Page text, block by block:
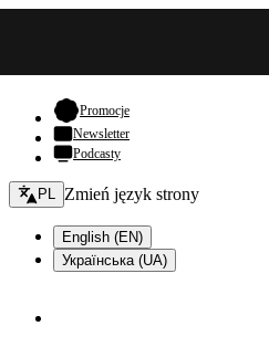
Promocje- otwiera się w nowej karcie
Newsletter
Podcasty
Zmień język - bieżący:
PL Zmień język strony
English (EN)
Українська (UA)